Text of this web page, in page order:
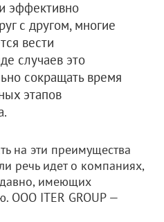
эффективно
с другом, многие
вести
случаев это
сокращать время
этапов
на эти преимущества
речь идет о компаниях,
имеющих
ООО ITER GROUP —